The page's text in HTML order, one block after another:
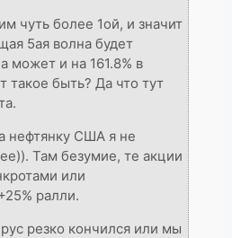
чуть более 1ой, и значит
5ая волна будет
может и на 161.8% в
такое быть? Да что тут
нефтянку США я не
Там безумие, те акции
или
ралли.
резко кончился или мы